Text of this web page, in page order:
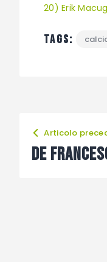
20) Erik
Tags:
Articolo